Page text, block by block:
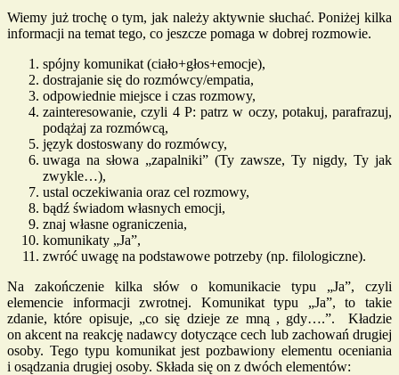
Wiemy już trochę o tym, jak należy aktywnie słuchać. Poniżej kilka
informacji na temat tego, co jeszcze pomaga w dobrej rozmowie.
spójny komunikat (ciało+głos+emocje),
dostrajanie się do rozmówcy/empatia,
odpowiednie miejsce i czas rozmowy,
zainteresowanie, czyli 4 P: patrz w oczy, potakuj, parafrazuj,
podążaj za rozmówcą,
język dostoswany do rozmówcy,
uwaga na słowa „zapalniki” (Ty zawsze, Ty nigdy, Ty jak
zwykle…),
ustal oczekiwania oraz cel rozmowy,
bądź świadom własnych emocji,
znaj własne ograniczenia,
komunikaty „Ja”,
zwróć uwagę na podstawowe potrzeby (np. filologiczne).
Na zakończenie kilka słów o komunikacie typu „Ja”, czyli
elemencie informacji zwrotnej. Komunikat typu „Ja”, to takie
zdanie, które opisuje, „co się dzieje ze mną , gdy….”. Kładzie
on akcent na reakcję nadawcy dotyczące cech lub zachowań drugiej
osoby. Tego typu komunikat jest pozbawiony elementu oceniania
i osądzania drugiej osoby. Składa się on z dwóch elementów: